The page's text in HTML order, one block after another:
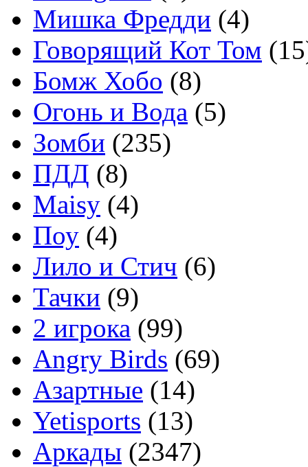
Мишка Фредди (4)
Говорящий Кот Том
Бомж Хобо (8)
Огонь и Вода (5)
Зомби (235)
ПДД (8)
Maisy (4)
Поу (4)
Лило и Стич (6)
Тачки (9)
2 игрока (99)
Angry Birds (69)
Азартные (14)
Yetisports (13)
Аркады (2347)